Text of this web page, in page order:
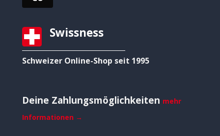
Swissness
Schweizer Online-Shop seit 1995
Deine Zahlungsmöglichkeiten mehr
Informationen →